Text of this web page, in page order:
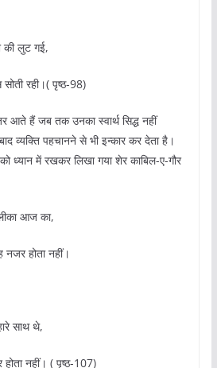
की लुट गई,
रही।( पृष्ठ-98)
हैं जब तक उनका स्वार्थ सिद्ध नहीं
व्यक्ति पहचानने से भी इन्कार कर देता है।
को ध्यान में रखकर लिखा गया शेर काबिल-ए-गौर
आज का,
नजर होता नहीं।
साथ थे,
नहीं। ( पृष्ठ-107)